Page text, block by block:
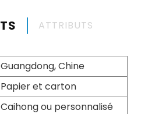
ATTRIBUTS
Guangdong, Chine
Papier et carton
Caihong ou personnalisé